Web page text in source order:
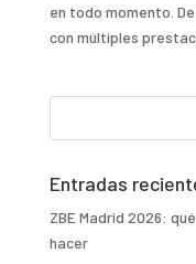
en todo momento.
con múltiples
Entradas
ZBE Madrid 2026:
hacer